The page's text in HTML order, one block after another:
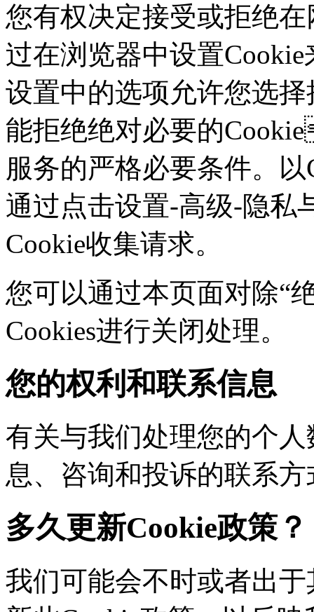
您有权决定接受或拒绝
过在浏览器中设置
设置中的选项允许您选
能拒绝绝对必要的
服务的严格必要条件。以
通过点击设置-高级-隐私
Cookie收集请求。
您可以通过本页面对除“
Cookies进行关闭处理。
您的权利和联系信息
有关与我们处理您的个
息、咨询和投诉的联系
多久更新Cookie政策？
我们可能会不时或者出于